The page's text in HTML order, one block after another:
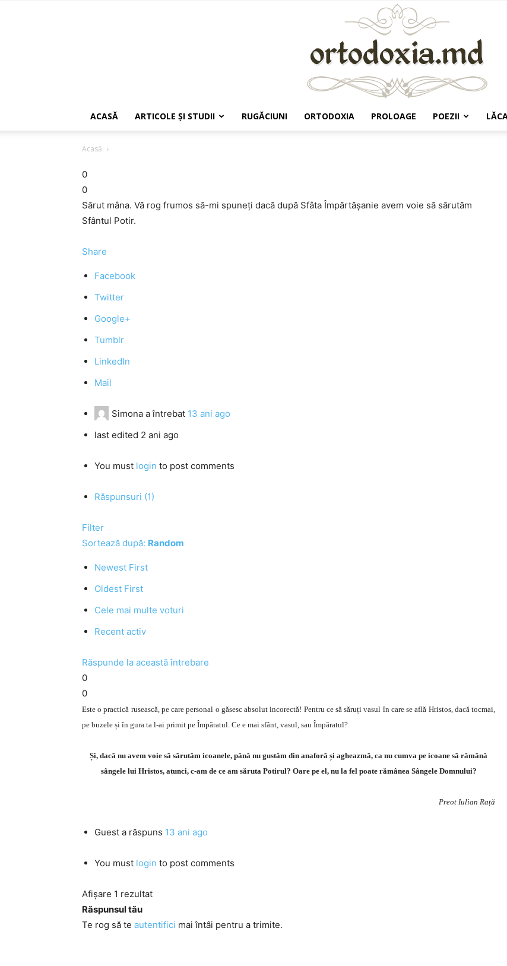
ACASĂ ARTICOLE ŞI STUDII RUGĂCIUNI ORTODOXIA PROLOAGE POEZII
Acasă
0
0
Sărut mâna. Vă rog frumos să-mi spuneţi dacă după Sfâta Împărtăşanie avem voie să sărutăm
Sfântul Potir.
Share
Facebook
Twitter
Google+
Tumblr
LinkedIn
Mail
Simona a întrebat 13 ani ago
last edited 2 ani ago
You must login to post comments
Răspunsuri (1)
Filter
Sortează după: Random
Newest First
Oldest First
Cele mai multe voturi
Recent activ
Răspunde la această întrebare
0
0
Este o practică rusească, pe care personal o găsesc absolut incorectă! Pentru ce să săruți vasul în care se află Hristos, dacă tocmai,
pe buzele și în gura ta l-ai primit pe Împăratul. Ce e mai sfânt, vasul, sau Împăratul?
Și, dacă nu avem voie să sărutăm icoanele, până nu gustăm din anaforă și agheazmă, ca nu cumva pe icoane să rămână
sângele lui Hristos, atunci, c-am de ce am săruta Potirul? Oare pe el, nu la fel poate rămânea Sângele Domnului?
Preot Iulian Rață
Guest a răspuns 13 ani ago
You must login to post comments
Afișare 1 rezultat
Răspunsul tău
Te rog să te autentifici mai întâi pentru a trimite.